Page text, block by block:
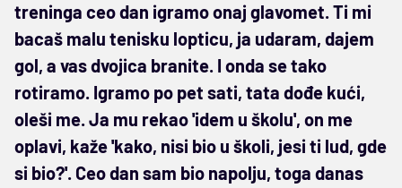
treninga ceo dan igramo onaj glavomet. Ti mi
bacaš malu tenisku lopticu, ja udaram, dajem
gol, a vas dvojica branite. I onda se tako
rotiramo. Igramo po pet sati, tata dođe kući,
oleši me. Ja mu rekao 'idem u školu', on me
oplavi, kaže 'kako, nisi bio u školi, jesi ti lud, gde
si bio?'. Ceo dan sam bio napolju, toga danas